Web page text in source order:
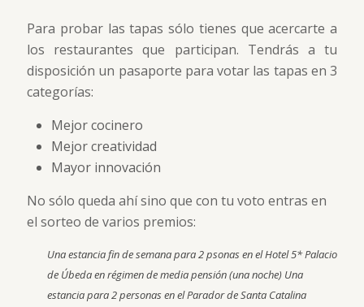
Para probar las tapas sólo tienes que acercarte a
los restaurantes que participan. Tendrás a tu
disposición un pasaporte para votar las tapas en 3
categorías:
Mejor cocinero
Mejor creatividad
Mayor innovación
No sólo queda ahí sino que con tu voto entras en
el sorteo de varios premios:
Una estancia fin de semana para 2 psonas en el Hotel 5* Palacio
de Úbeda en régimen de media pensión (una noche) Una
estancia para 2 personas en el Parador de Santa Catalina